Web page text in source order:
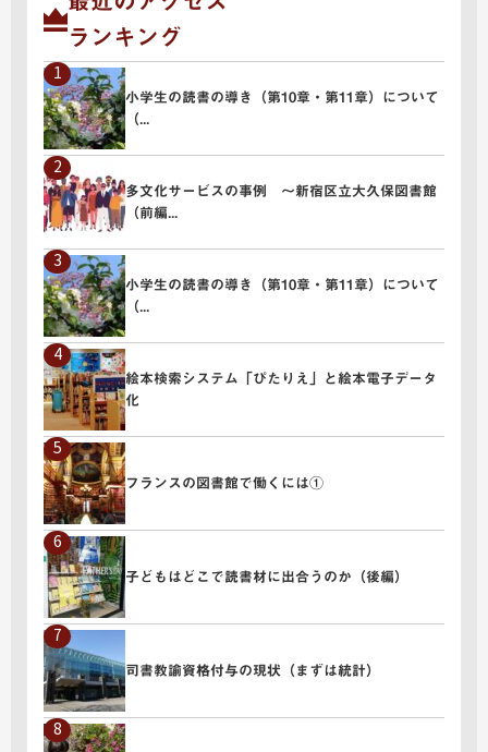
ランキング
" alt="小学生の読書の導き（第10章・第11章）について（...">
小学生の読書の導き（第10章・第11章）について
（...
多文化サービスの事例 ～新宿区立大久保図書館
（前編...
" alt="小学生の読書の導き（第10章・第11章）について（...">
小学生の読書の導き（第10章・第11章）について
（...
" alt="絵本検索システム「ぴたりえ」と絵本電子データ化">
絵本検索システム「ぴたりえ」と絵本電子データ
化
" alt="フランスの図書館で働くには①">
フランスの図書館で働くには①
" alt="子どもはどこで読書材に出合うのか（後編）">
子どもはどこで読書材に出合うのか（後編）
" alt="司書教諭資格付与の現状（まずは統計）">
司書教諭資格付与の現状（まずは統計）